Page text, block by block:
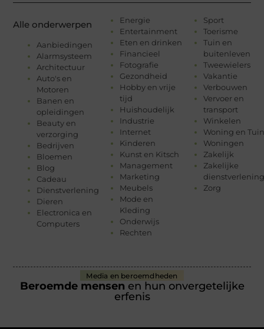
Alle onderwerpen
Aanbiedingen
Alarmsysteem
Architectuur
Auto's en
Motoren
Banen en
opleidingen
Beauty en
verzorging
Bedrijven
Bloemen
Blog
Cadeau
Dienstverlening
Dieren
Electronica en
Computers
Energie
Entertainment
Eten en drinken
Financieel
Fotografie
Gezondheid
Hobby en vrije
tijd
Huishoudelijk
Industrie
Internet
Kinderen
Kunst en Kitsch
Management
Marketing
Meubels
Mode en
Kleding
Onderwijs
Rechten
Sport
Toerisme
Tuin en
buitenleven
Tweewielers
Vakantie
Verbouwen
Vervoer en
transport
Winkelen
Woning en Tuin
Woningen
Zakelijk
Zakelijke
dienstverlening
Zorg
Media en beroemdheden
Beroemde mensen en hun onvergetelijke
erfenis